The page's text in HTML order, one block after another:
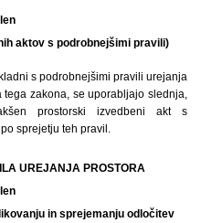
aktov s podrobnejšimi pravili)
s podrobnejšimi pravili urejanja
zakona, se uporabljajo slednja,
prostorski izvedbeni akt s
sprejetju teh pravil.
UREJANJA PROSTORA
in sprejemanju odločitev